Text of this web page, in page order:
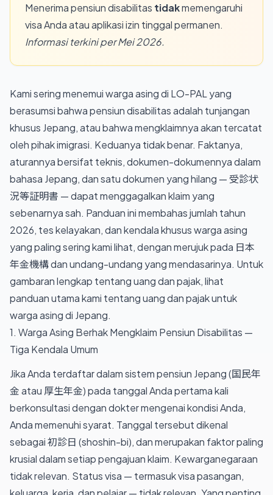
Menerima pensiun disabilitas tidakmemengaruhi
visa Anda atau aplikasi izin tinggal permanen.
Informasi terkini per Mei 2026.
Kami sering menemui warga asing di LO-PAL yang
berasumsi bahwa pensiun disabilitas adalah tunjangan
khusus Jepang, atau bahwa mengklaimnya akan tercatat
oleh pihak imigrasi. Keduanya tidak benar. Faktanya,
aturannya bersifat teknis, dokumen-dokumennya dalam
bahasa Jepang, dan satu dokumen yang hilang — 受診状
況等証明書 — dapat menggagalkan klaim yang
sebenarnya sah. Panduan ini membahas jumlah tahun
2026, tes kelayakan, dan kendala khusus warga asing
yang paling sering kami lihat, dengan merujuk pada 日本
年金機構 dan undang-undang yang mendasarinya. Untuk
gambaran lengkap tentang uang dan pajak, lihat
panduan utama kami tentang uang dan pajak untuk
warga asing di Jepang.
1. Warga Asing Berhak Mengklaim Pensiun Disabilitas —
Tiga Kendala Umum
Jika Anda terdaftar dalam sistem pensiun Jepang (国民年
金 atau 厚生年金) pada tanggal Anda pertama kali
berkonsultasi dengan dokter mengenai kondisi Anda,
Anda memenuhi syarat. Tanggal tersebut dikenal
sebagai 初診日 (shoshin-bi), dan merupakan faktor paling
krusial dalam setiap pengajuan klaim. Kewarganegaraan
tidak relevan. Status visa — termasuk visa pasangan,